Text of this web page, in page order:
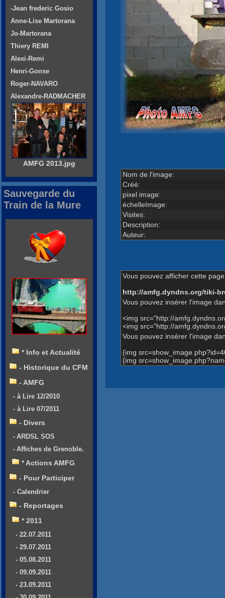
Nom de l'image:
Créé:
pixel image:
échelleImage:
Visites:
Description:
Auteur:
Vous pouvez afficher cette
http://amfg.dyndns.org/tiki-
Vous pouvez insérer l'image
<img src="http://
<img src="http://
Vous pouvez insérer l'image
{img
{img
-Jean frederic Gosio
Anne-Lise Martorana
Jo-Martorana
Thiery REMI
Alexi-Remi
Henri-Gonse
Roger-NAVARO
Alexandre-RADMACHER
AMFG 2013.jpg
Sauvegarde du
Train de la Mure
* Info et Actualité
- Historique du CFM
- AMFG
- à Lire 12/2010
- à Lire 07/2011
- Divers
- ARDSL SOS
- Affiches de Grenoble.
* Actions AMFG
- Pour Participer
- Calendrier
- Reportages
* 2011
- 22.07.2011
- 29.07.2011
- 05.08.2011
- 09.09.2011
- 23.09.2011